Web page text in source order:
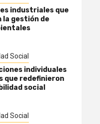
industriales que
la gestión de
Social
individuales
que redefinieron
social
Social